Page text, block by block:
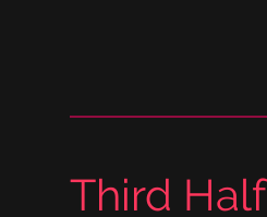
Third Half